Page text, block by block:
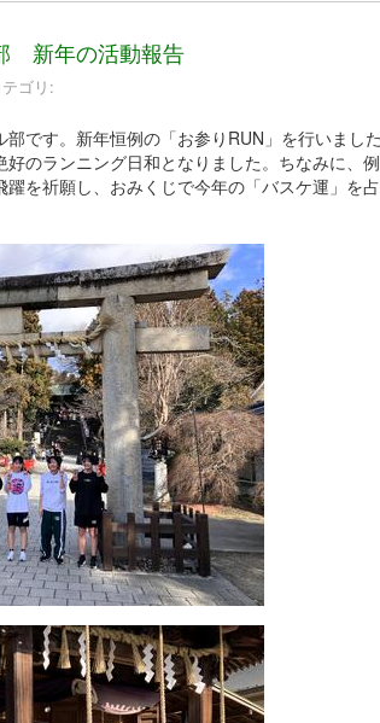
新年の活動報告
ゴリ:
です。新年恒例の「お参りRUN」を行いまし
のランニング日和となりました。ちなみに、
を祈願し、おみくじで今年の「バスケ運」を